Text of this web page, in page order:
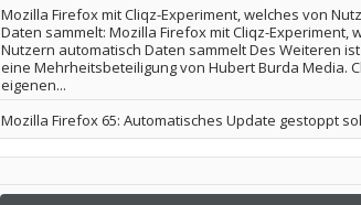
Mozilla Firefox mit Cliqz-Experiment, welches von
Daten sammelt: Mozilla Firefox mit Cliqz-Experiment,
Nutzern automatisch Daten sammelt Des Weiteren ist
eine Mehrheitsbeteiligung von Hubert Burda Media.
eigenen...
Mozilla Firefox 65: Automatisches Update gestoppt